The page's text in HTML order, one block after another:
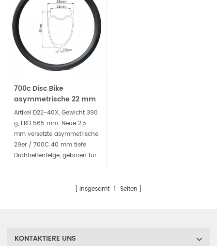
schlauchlose, kompatible
breitere Reifen für
komfortables Fahren
begleitet Sie bei der
Eroberung des rauen
Geländes.
700c Disc Bike
asymmetrische 22 mm
Innenbreite 40 mm tiefe
Drahtreifenfelge
Artikel D22-40X, Gewicht 390
g, ERD 565 mm. Neue 2,5
mm versetzte asymmetrische
29er / 700C 40 mm tiefe
Drahtreifenfelge, geboren für
Scheibenbremsräder. Der
Eroberung des rauen
Insgesamt 1 Seiten
KONTAKTIERE UNS